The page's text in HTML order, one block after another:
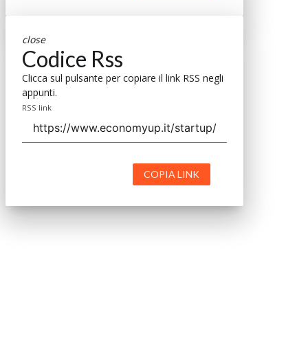
close
Codice Rss
Clicca sul pulsante per copiare il link RSS negli
appunti.
RSS link
COPIA LINK